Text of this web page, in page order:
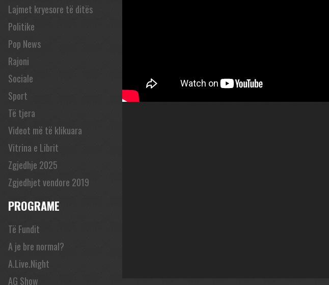
Lajmet kryesore të ditës
Politike
Pop News
Rajoni
Sociale
Sport
Të tjera
Videot më të klikuara
Vitrina e Librit
Zgjedhje 2025
Zgjedhjet vendore 2019
PROGRAME
Të Fundit
A je bre normal?
A.Live.Night
AG Show